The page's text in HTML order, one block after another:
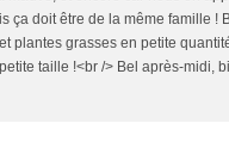
ça doit être de la même famille !
plantes grasses en petite
taille !<br /> Bel après-midi,